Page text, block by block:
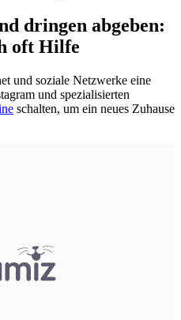
dringen abgeben:
oft Hilfe
und soziale Netzwerke eine
und spezialisierten
schalten, um ein neues Zuhause